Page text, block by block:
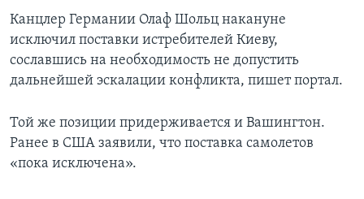
Канцлер Германии Олаф Шольц накануне
исключил поставки истребителей Киеву,
сославшись на необходимость не допустить
дальнейшей эскалации конфликта, пишет портал.
Той же позиции придерживается и Вашингтон.
Ранее в США заявили, что поставка самолетов
«пока исключена».